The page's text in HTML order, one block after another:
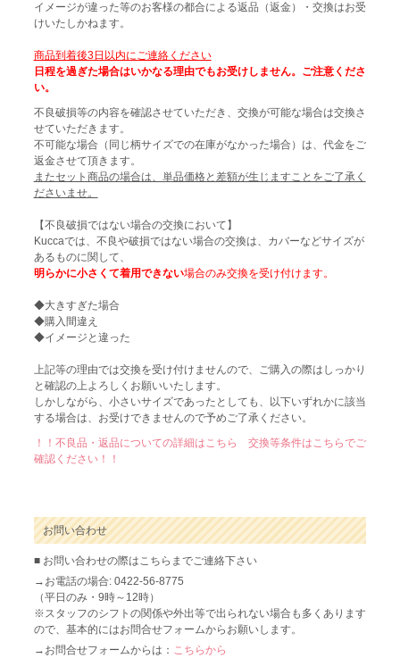
イメージが違った等のお客様の都合による返品（返金）・交換はお受
けいたしかねます。
商品到着後3日以内にご連絡ください
日程を過ぎた場合はいかなる理由でもお受けしません。ご注意くださ
い。
不良破損等の内容を確認させていただき、交換が可能な場合は交換さ
せていただきます。
不可能な場合（同じ柄サイズでの在庫がなかった場合）は、代金をご
返金させて頂きます。
またセット商品の場合は、単品価格と差額が生じますことをご了承く
ださいませ。
【不良破損ではない場合の交換において】
Kuccaでは、不良や破損ではない場合の交換は、カバーなどサイズが
あるものに関して、
明らかに小さくて着用できない場合のみ交換を受け付けます。
◆大きすぎた場合
◆購入間違え
◆イメージと違った
上記等の理由では交換を受け付けませんので、ご購入の際はしっかり
と確認の上よろしくお願いいたします。
しかしながら、小さいサイズであったとしても、以下いずれかに該当
する場合は、お受けできませんので予めご了承ください。
！！不良品・返品についての詳細はこちら 交換等条件はこちらでご
確認ください！！
お問い合わせ
■ お問い合わせの際はこちらまでご連絡下さい
→お電話の場合: 0422-56-8775
（平日のみ・9時～12時）
※スタッフのシフトの関係や外出等で出られない場合も多くあります
ので、基本的にはお問合せフォームからお願いします。
→お問合せフォームからは： こちらから